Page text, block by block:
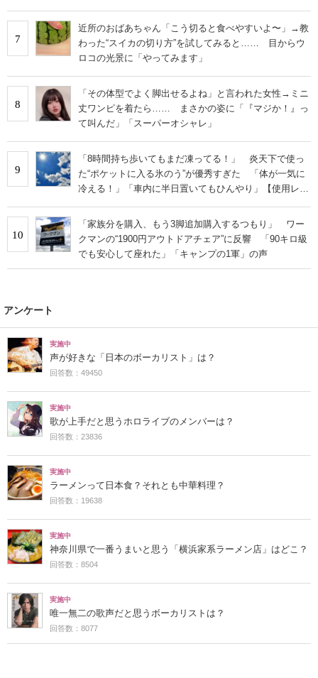
7
近所のおばあちゃん「こう切ると食べやすいよ〜」→教
わった“スイカの切り方”を試してみると…… 目からウ
ロコの光景に「やってみます」
8
「その体型でよく脚出せるよね」と言われた女性→ミニ
丈ワンピを着たら…… まさかの姿に「『マジか！』っ
て叫んだ」「スーパーオシャレ」
9
「8時間持ち歩いてもまだ凍ってる！」 炎天下で使っ
た“ポケットに入る氷のう”が優秀すぎた 「体が一気に
冷える！」「車内に半日置いてもひんやり」【使用レビ
10
「家族分を購入、もう3脚追加購入するつもり」 ワー
クマンの“1900円アウトドアチェア”に反響 「90キロ級
でも安心して座れた」「キャンプの1軍」の声
アンケート
実施中
声が好きな「日本のボーカリスト」は？
回答数：49450
実施中
歌が上手だと思うホロライブのメンバーは？
回答数：23836
実施中
ラーメンって日本食？それとも中華料理？
回答数：19638
実施中
神奈川県で一番うまいと思う「横浜家系ラーメン店」はどこ？
回答数：8504
実施中
唯一無二の歌声だと思うボーカリストは？
回答数：8077